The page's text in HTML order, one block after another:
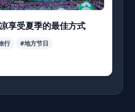
享受夏季的最佳方式
行 #地方节日